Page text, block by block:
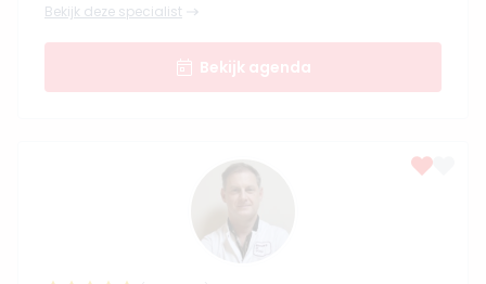
Bekijk deze specialist
Bekijk agenda